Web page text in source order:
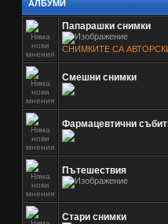
АЛБУМИ
Папарашки снимки
СНИМКИТЕ СА
Смешни снимки
Фармацевтични
Пътешествия
Стари снимки